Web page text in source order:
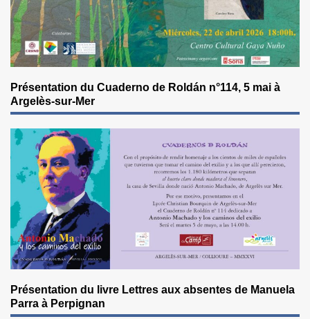
Présentation du Cuaderno de Roldán n°114, 5 mai à
Argelès-sur-Mer
Présentation du livre Lettres aux absentes de Manuela
Parra à Perpignan